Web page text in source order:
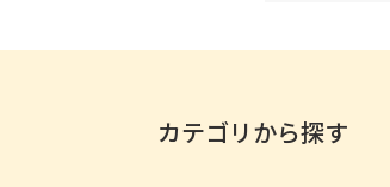
カテゴリから探す